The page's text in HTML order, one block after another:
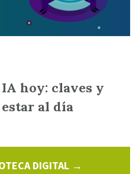
hoy: claves y
al día
DIGITAL →